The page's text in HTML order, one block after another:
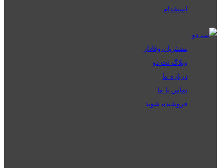
استخدام
مشتریان وفادار
وبلاگ نت دو
درباره ما
تماس با ما
فروشنده شوید